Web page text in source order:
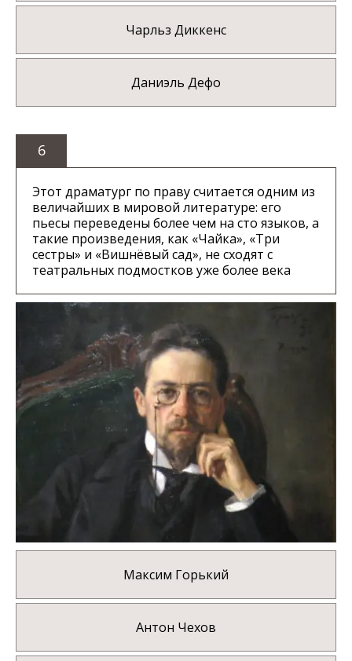
Чарльз Диккенс
Даниэль Дефо
6
Этот драматург по праву считается одним из
величайших в мировой литературе: его
пьесы переведены более чем на сто языков, а
такие произведения, как «Чайка», «Три
сестры» и «Вишнёвый сад», не сходят с
театральных подмостков уже более века
Максим Горький
Антон Чехов